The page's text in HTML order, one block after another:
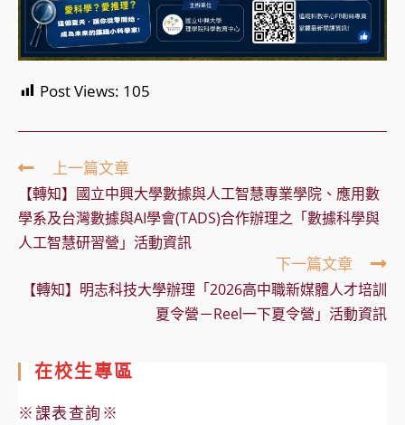
Post Views: 105
Read
more
articles
上一篇文章
【轉知】國立中興大學數據與人工智慧專業學院、應用數
學系及台灣數據與AI學會(TADS)合作辦理之「數據科學與
人工智慧研習營」活動資訊
下一篇文章
【轉知】明志科技大學辦理「2026高中職新媒體人才培訓
夏令營－Reel一下夏令營」活動資訊
在校生專區
※課表查詢※